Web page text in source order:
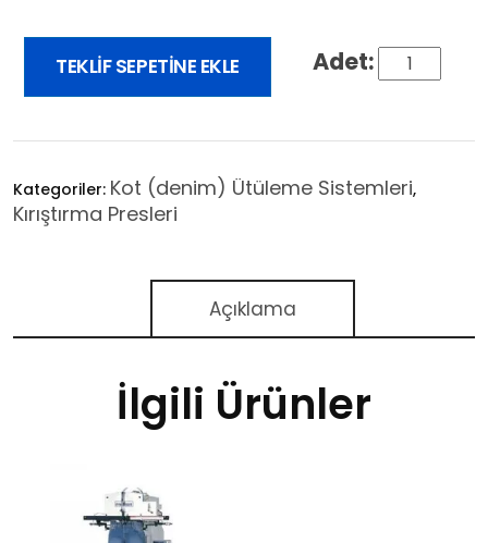
TEKLIF SEPETINE EKLE
Kategoriler: Kot (denim) Ütüleme Sistemleri,
Kırıştırma Presleri
Açıklama
İlgili Ürünler